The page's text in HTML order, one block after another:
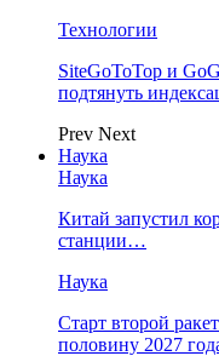
Технологии
SiteGoToTop и
подтянуть
Prev Next
Наука
Наука
Китай запустил
станции…
Наука
Старт второй
половину 2027